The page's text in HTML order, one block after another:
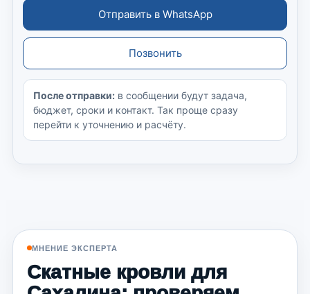
Отправить в WhatsApp
Позвонить
После отправки: в сообщении будут задача,
бюджет, сроки и контакт. Так проще сразу
перейти к уточнению и расчёту.
МНЕНИЕ ЭКСПЕРТА
Скатные кровли для